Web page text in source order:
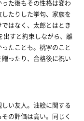
た後もその性格は変わ
たりした挙句、家族を
はなく、太郎とはとき
出すと約束しながら、離
たことも。桃寧のこと
ったり、合格後に祝い
い友人。油絵に関する
の評価は高い。同じく